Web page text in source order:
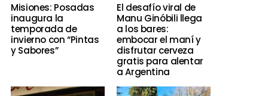
Misiones: Posadas
inaugura la
temporada de
invierno con “Pintas
y Sabores”
El desafío viral de
Manu Ginóbili llega
a los bares:
embocar el maní y
disfrutar cerveza
gratis para alentar
a Argentina